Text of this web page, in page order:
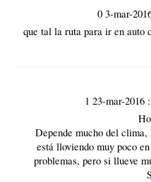
0 3-mar-
que tal la ruta para ir en auto
1 23-mar-2016
Depende mucho del
está lloviendo muy poco
problemas, pero si llueve